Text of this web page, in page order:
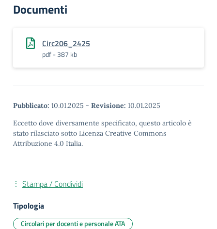
Documenti
Circ206_2425
pdf - 387 kb
Pubblicato: 10.01.2025 - Revisione: 10.01.2025
Eccetto dove diversamente specificato, questo articolo è
stato rilasciato sotto Licenza Creative Commons
Attribuzione 4.0 Italia.
Stampa / Condividi
Tipologia
Circolari per docenti e personale ATA